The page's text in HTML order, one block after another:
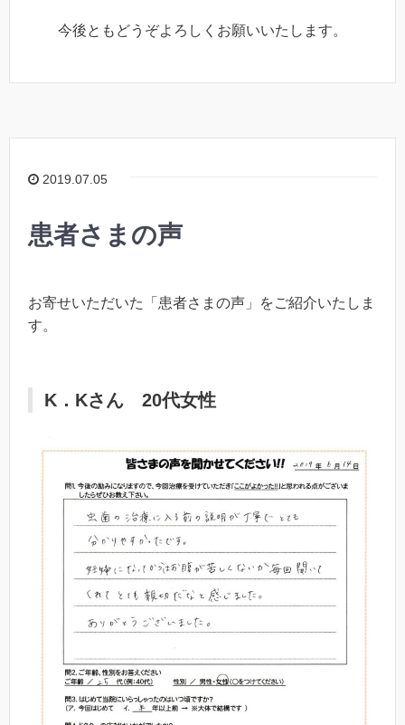
今後ともどうぞよろしくお願いいたします。
2019.07.05
患者さまの声
お寄せいただいた「患者さまの声」をご紹介いたしま
す。
K．Kさん 20代女性